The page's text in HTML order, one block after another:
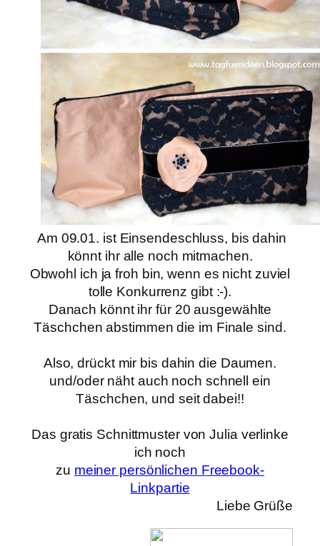
Am 09.01. ist Einsendeschluss, bis dahin
könnt ihr alle noch mitmachen.
Obwohl ich ja froh bin, wenn es nicht zuviel
tolle Konkurrenz gibt :-).
Danach könnt ihr für 20 ausgewählte
Täschchen abstimmen die im Finale sind.
Also, drückt mir bis dahin die Daumen.
und/oder näht auch noch schnell ein
Täschchen, und seit dabei!!
Das gratis Schnittmuster von Julia verlinke
ich noch
zu meiner persönlichen Freebook-
Linkpartie
Liebe Grüße